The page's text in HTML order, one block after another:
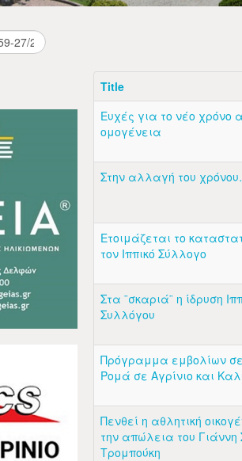
Title
Ευχές για το νέο χρόνο
ομογένεια
Στην αλλαγή του
Ετοιμάζεται το
τον Ιππικό Σύλλογο
Στα ¨σκαριά¨ η ίδρυση
Συλλόγου
Πρόγραμμα εμβολίων
Ρομά σε Αγρίνιο και
Πενθεί η αθλητική
την απώλεια του Γιάννη
Τρομπούκη